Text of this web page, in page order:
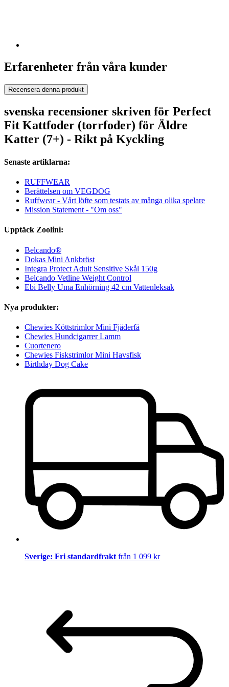
Erfarenheter från våra kunder
Recensera denna produkt
svenska recensioner skriven för Perfect
Fit Kattfoder (torrfoder) för Äldre
Katter (7+) - Rikt på Kyckling
Senaste artiklarna:
RUFFWEAR
Berättelsen om VEGDOG
Ruffwear - Vårt löfte som testats av många olika spelare
Mission Statement - "Om oss"
Upptäck Zoolini:
Belcando®
Dokas Mini Ankbröst
Integra Protect Adult Sensitive Skål 150g
Belcando Vetline Weight Control
Ebi Belly Uma Enhörning 42 cm Vattenleksak
Nya produkter:
Chewies Köttstrimlor Mini Fjäderfä
Chewies Hundcigarrer Lamm
Cuortenero
Chewies Fiskstrimlor Mini Havsfisk
Birthday Dog Cake
Sverige: Fri standardfraktfrån 1 099 kr